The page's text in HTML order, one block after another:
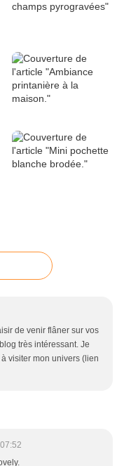
de venir flâner sur vos
très intéressant. Je
à visiter mon univers (lien